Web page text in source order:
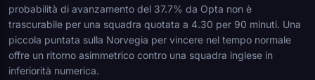
probabilità di avanzamento del 37.7% da Opta non è
trascurabile per una squadra quotata a 4.30 per 90 minuti. Una
piccola puntata sulla Norvegia per vincere nel tempo normale
offre un ritorno asimmetrico contro una squadra inglese in
inferiorità numerica.